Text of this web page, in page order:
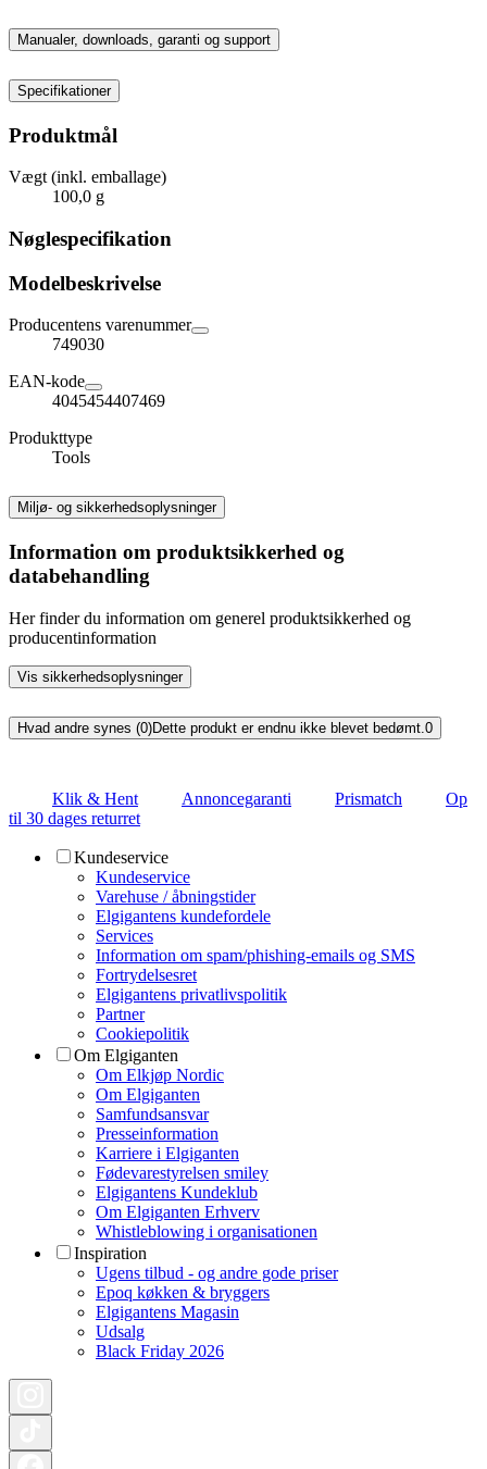
Manualer, downloads, garanti og support
Specifikationer
Produktmål
Vægt (inkl. emballage)
100,0 g
Nøglespecifikation
Modelbeskrivelse
Producentens varenummer
749030
EAN-kode
4045454407469
Produkttype
Tools
Miljø- og sikkerhedsoplysninger
Information om produktsikkerhed og
databehandling
Her finder du information om generel produktsikkerhed og
producentinformation
Vis sikkerhedsoplysninger
Hvad andre synes (0)Dette produkt er endnu ikke blevet bedømt. 0
Klik & Hent Annoncegaranti Prismatch
Op
til 30 dages returret
Kundeservice
Kundeservice
Varehuse / åbningstider
Elgigantens kundefordele
Services
Information om spam/phishing-emails og SMS
Fortrydelsesret
Elgigantens privatlivspolitik
Partner
Cookiepolitik
Om Elgiganten
Om Elkjøp Nordic
Om Elgiganten
Samfundsansvar
Presseinformation
Karriere i Elgiganten
Fødevarestyrelsen smiley
Elgigantens Kundeklub
Om Elgiganten Erhverv
Whistleblowing i organisationen
Inspiration
Ugens tilbud - og andre gode priser
Epoq køkken & bryggers
Elgigantens Magasin
Udsalg
Black Friday 2026